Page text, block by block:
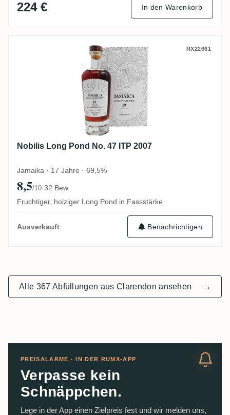
224 € In den Warenkorb
Nobilis Long Pond No. 47 ITP 2007RX22661
Nobilis Long Pond No. 47 ITP 2007
Jamaika · 17 Jahre · 69,5%
8,5/10·32 Bew.
Fruchtiger, holziger Long Pond in Fassstärke
Ausverkauft Benachrichtigen
Alle 367 Abfüllungen aus Clarendon ansehen →
PREISALARME · IN DER RUMX-APP
Verpasse kein
Schnäppchen.
Lege in der App einen Zielpreis fest und wir melden uns,